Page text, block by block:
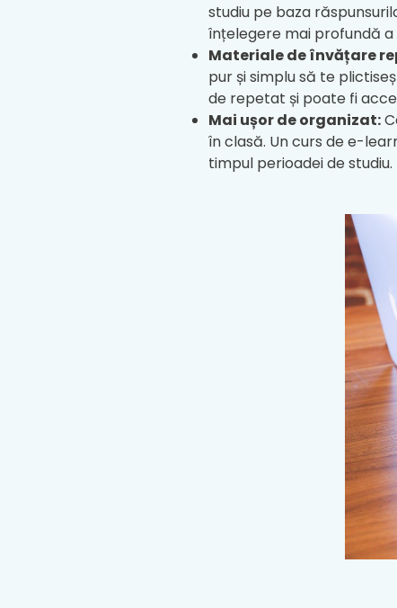
studiu pe baza
înțelegere mai profundă a
Materiale de învățare
pur și simplu să te
de repetat și poate fi
Mai ușor de organizat:
în clasă. Un curs de e-
timpul perioadei de studiu.